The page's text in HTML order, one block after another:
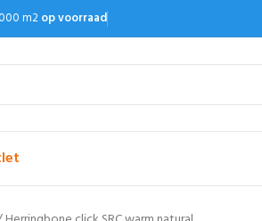
m2op voorraad